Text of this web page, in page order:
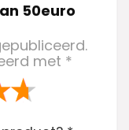
50euro
met *